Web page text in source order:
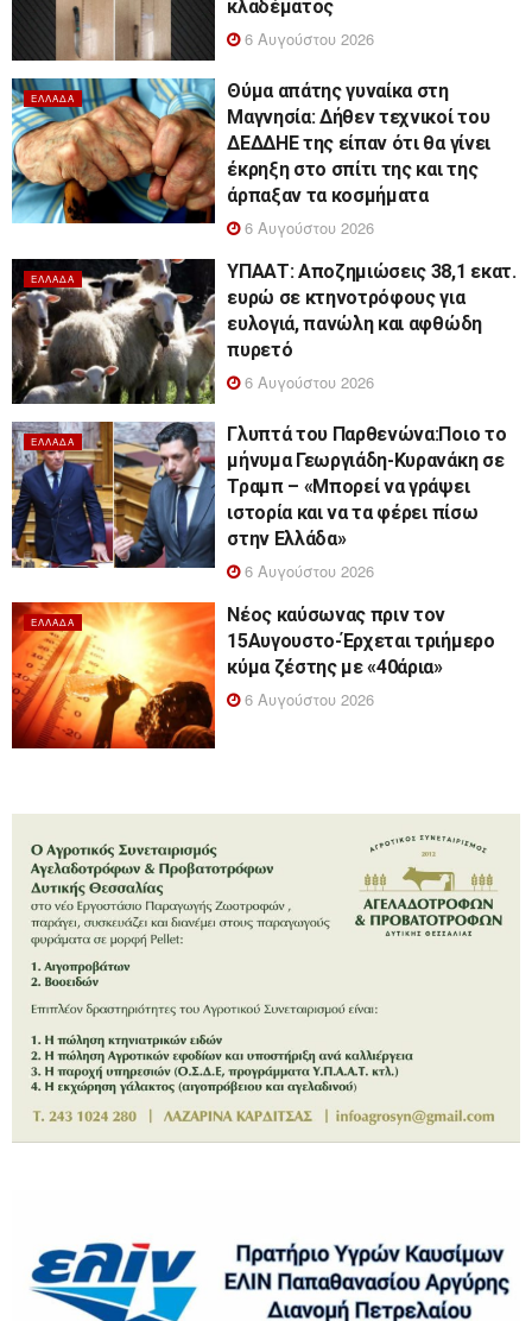
κλαδέματος
6 Αυγούστου 2026
ΕΛΛΆΔΑ
Θύμα απάτης γυναίκα στη
Μαγνησία: Δήθεν τεχνικοί του
ΔΕΔΔΗΕ της είπαν ότι θα γίνει
έκρηξη στο σπίτι της και της
άρπαξαν τα κοσμήματα
6 Αυγούστου 2026
ΕΛΛΆΔΑ
ΥΠΑΑΤ: Αποζημιώσεις 38,1 εκατ.
ευρώ σε κτηνοτρόφους για
ευλογιά, πανώλη και αφθώδη
πυρετό
6 Αυγούστου 2026
ΕΛΛΆΔΑ
Γλυπτά του Παρθενώνα:Ποιο το
μήνυμα Γεωργιάδη-Κυρανάκη σε
Τραμπ – «Μπορεί να γράψει
ιστορία και να τα φέρει πίσω
στην Ελλάδα»
6 Αυγούστου 2026
ΕΛΛΆΔΑ
Νέος καύσωνας πριν τον
15Αυγουστο-Έρχεται τριήμερο
κύμα ζέστης με «40άρια»
6 Αυγούστου 2026